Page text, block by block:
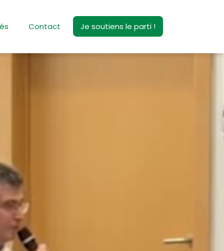
Contact Je soutiens le parti !